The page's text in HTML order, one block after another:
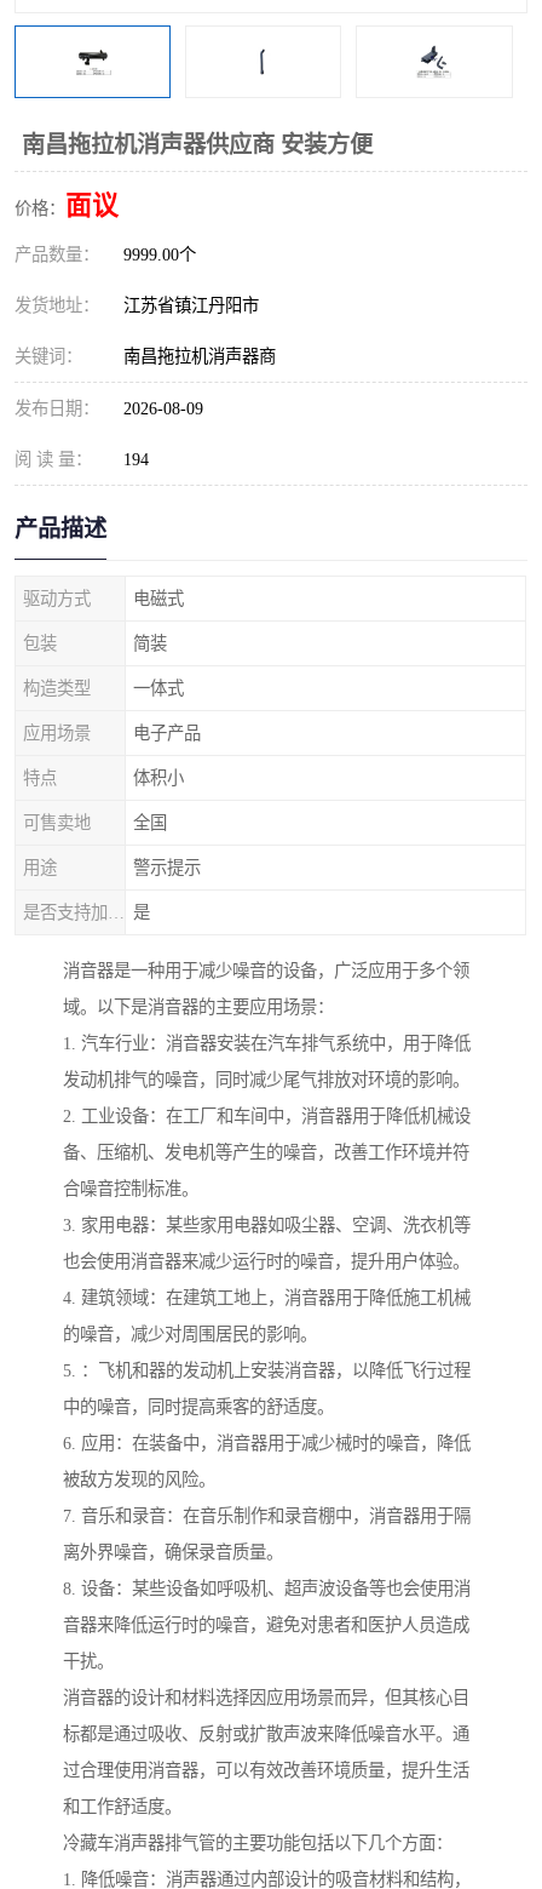
南昌拖拉机消声器供应商 安装方便
价格： 面议
产品数量： 9999.00个
发货地址： 江苏省镇江丹阳市
关键词： 南昌拖拉机消声器商
发布日期： 2026-08-09
阅 读 量： 194
产品描述
驱动方式 电磁式
包装 简装
构造类型 一体式
应用场景 电子产品
特点 体积小
可售卖地 全国
用途 警示提示
是
消音器是一种用于减少噪音的设备，广泛应用于多个领
域。以下是消音器的主要应用场景：
1. 汽车行业：消音器安装在汽车排气系统中，用于降低
发动机排气的噪音，同时减少尾气排放对环境的影响。
2. 工业设备：在工厂和车间中，消音器用于降低机械设
备、压缩机、发电机等产生的噪音，改善工作环境并符
合噪音控制标准。
3. 家用电器：某些家用电器如吸尘器、空调、洗衣机等
也会使用消音器来减少运行时的噪音，提升用户体验。
4. 建筑领域：在建筑工地上，消音器用于降低施工机械
的噪音，减少对周围居民的影响。
5. ：飞机和器的发动机上安装消音器，以降低飞行过程
中的噪音，同时提高乘客的舒适度。
6. 应用：在装备中，消音器用于减少械时的噪音，降低
被敌方发现的风险。
7. 音乐和录音：在音乐制作和录音棚中，消音器用于隔
离外界噪音，确保录音质量。
8. 设备：某些设备如呼吸机、超声波设备等也会使用消
音器来降低运行时的噪音，避免对患者和医护人员造成
干扰。
消音器的设计和材料选择因应用场景而异，但其核心目
标都是通过吸收、反射或扩散声波来降低噪音水平。通
过合理使用消音器，可以有效改善环境质量，提升生活
和工作舒适度。
冷藏车消声器排气管的主要功能包括以下几个方面：
1. 降低噪音：消声器通过内部设计的吸音材料和结构，